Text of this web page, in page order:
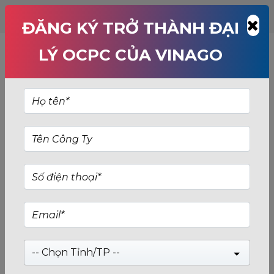
ĐĂNG KÝ TRỞ THÀNH ĐẠI
LÝ OCPC CỦA VINAGO
-- Chọn Tỉnh/TP --